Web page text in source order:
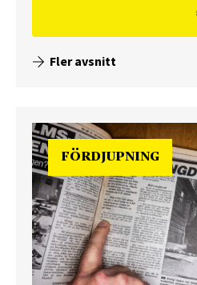
Fler avsnitt
FÖRDJUPNING